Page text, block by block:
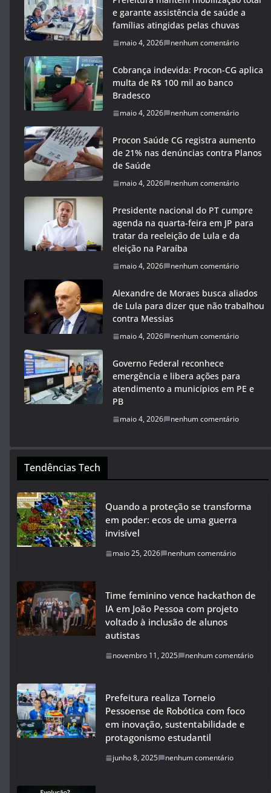
e garante assistência de saúde a
famílias atingidas pelas chuvas
maio 4, 2026 nenhum comentário
Cobrança indevida: Procon-CG aplica
multa de R$ 100 mil ao banco
Bradesco
maio 4, 2026 nenhum comentário
Procon Saúde CG registra aumento
de 21% nas denúncias contra Planos
de Saúde
maio 4, 2026 nenhum comentário
Presidente nacional do PT cumpre
agenda na quarta-feira em JP para
tratar da reeleição de Lula e da
eleição na Paraíba
maio 4, 2026 nenhum comentário
Alexandre de Moraes busca aliados
de Lula para dizer que não trabalhou
contra Messias
maio 4, 2026 nenhum comentário
Governo Federal reconhece
emergência e libera ações para
atendimento a municípios em PE e
PB
maio 4, 2026 nenhum comentário
Tendências Tech
Quando a proteção se transforma
em poder: ecos de uma guerra
invisível
maio 25, 2026 nenhum comentário
Time feminino vence hackathon de
IA em João Pessoa com projeto
voltado à inclusão de alunos
autistas
novembro 11, 2025 nenhum comentário
Prefeitura realiza Torneio
Pessoense de Robótica com foco
em inovação, sustentabilidade e
protagonismo estudantil
junho 8, 2025 nenhum comentário